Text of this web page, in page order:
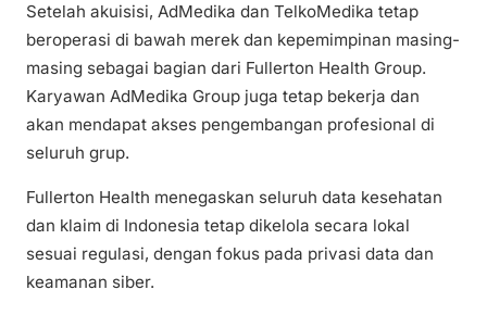
Setelah akuisisi, AdMedika dan TelkoMedika tetap
beroperasi di bawah merek dan kepemimpinan masing-
masing sebagai bagian dari Fullerton Health Group.
Karyawan AdMedika Group juga tetap bekerja dan
akan mendapat akses pengembangan profesional di
seluruh grup.
Fullerton Health menegaskan seluruh data kesehatan
dan klaim di Indonesia tetap dikelola secara lokal
sesuai regulasi, dengan fokus pada privasi data dan
keamanan siber.